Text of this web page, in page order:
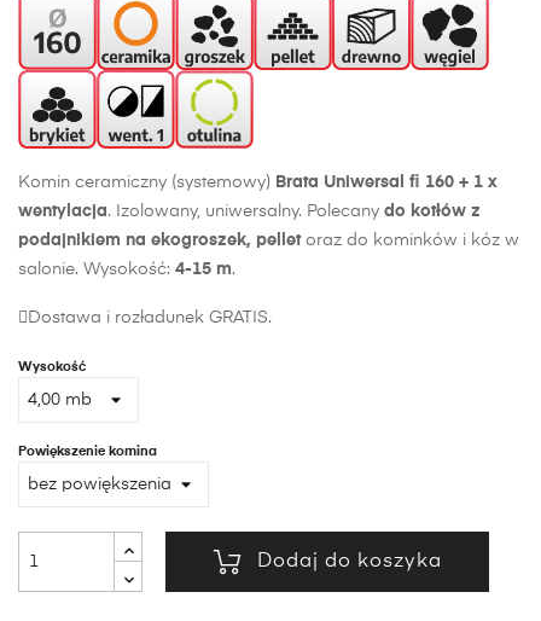
Komin ceramiczny (systemowy) Brata Uniwersal fi 160 + 1 x
wentylacja. Izolowany, uniwersalny. Polecany do kotłów z
podajnikiem na ekogroszek, pelletoraz do kominków i kóz w
salonie. Wysokość: 4-15 m.
Dostawa i rozładunek GRATIS.
Wysokość
Powiększenie komina
Dodaj do koszyka